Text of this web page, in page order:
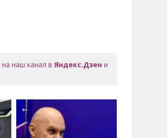
на наш канал вЯндекс.Дзен и